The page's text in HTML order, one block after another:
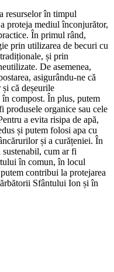
resurselor în timpul
proteja mediul înconjurător,
În primul rând,
prin utilizarea de becuri cu
și prin
De asemenea,
asigurându-ne că
că deșeurile
compost. În plus, putem
produsele organice sau cele
a evita risipa de apă,
și putem folosi apa cu
și a curățeniei. În
cum ar fi
în comun, în locul
contribui la protejarea
Sfântului Ion și în